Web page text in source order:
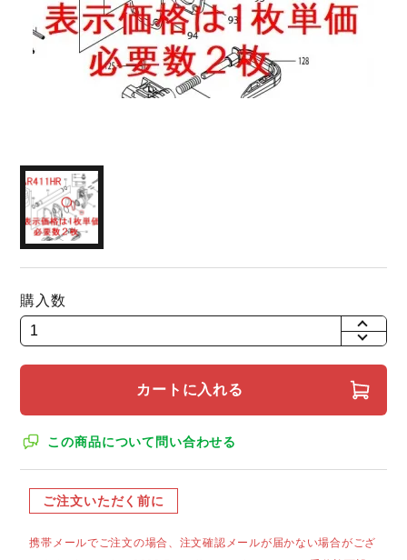
購入数
+
カートに入れる
この商品について問い合わせる
ご注文いただく前に
携帯メールでご注文の場合、注文確認メールが届かない場合がござ